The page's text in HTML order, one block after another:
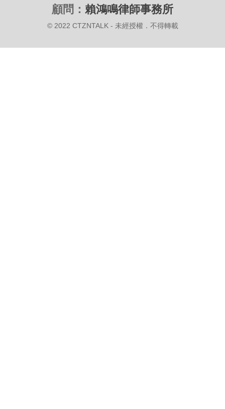
顧問： 賴鴻鳴律師事務所
© 2022 CTZNTALK - 未經授權．不得轉載